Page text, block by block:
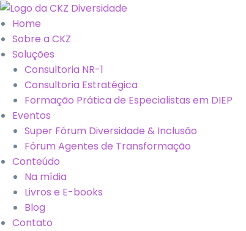
Home
Sobre a CKZ
Soluções
Consultoria NR-1
Consultoria Estratégica
Formação Prática de Especialistas em DIEP
Eventos
Super Fórum Diversidade & Inclusão
Fórum Agentes de Transformação
Conteúdo
Na mídia
Livros e E-books
Blog
Contato